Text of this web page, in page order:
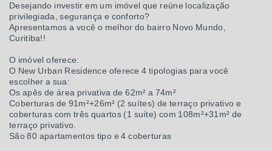
Desejando investir em um imóvel que reúne localização
privilegiada, segurança e conforto?
Apresentamos a você o melhor do bairro Novo Mundo,
Curitiba!!
O imóvel oferece:
O New Urban Residence oferece 4 tipologias para você
escolher a sua:
Os apês de área privativa de 62m² a 74m²
Coberturas de 91m²+26m² (2 suítes) de terraço privativo e
coberturas com três quartos (1 suíte) com 108m²+31m² de
terraço privativo.
São 80 apartamentos tipo e 4 coberturas